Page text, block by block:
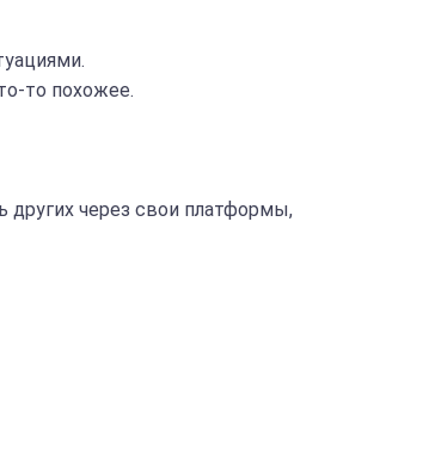
то похожее.
через свои платформы,